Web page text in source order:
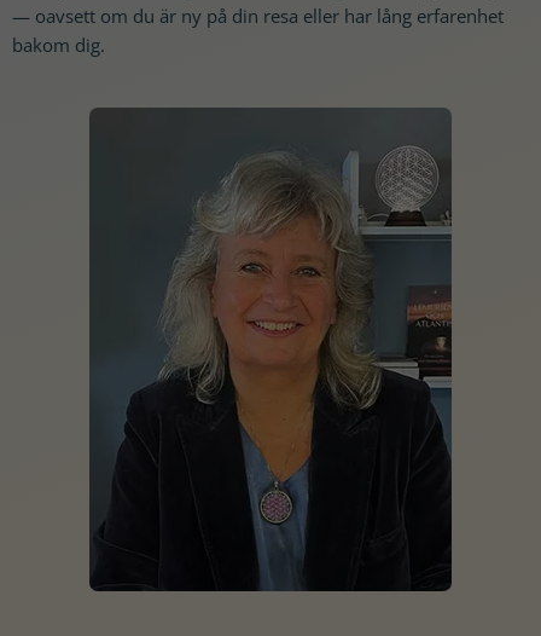
— oavsett om du är ny på din resa eller har lång erfarenhet
bakom dig.